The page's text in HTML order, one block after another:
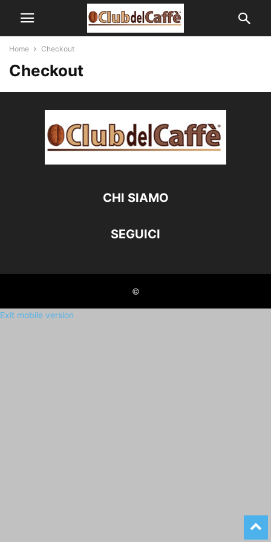
Home Checkout
Checkout
CHI SIAMO
SEGUICI
©
Exit mobile version